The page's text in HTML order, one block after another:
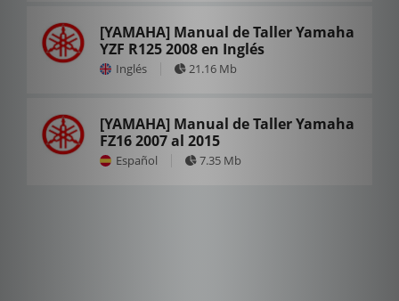
[YAMAHA] Manual de Taller Yamaha
YZF R125 2008 en Inglés
Inglés 21.16 Mb
[YAMAHA] Manual de Taller Yamaha
FZ16 2007 al 2015
Español 7.35 Mb